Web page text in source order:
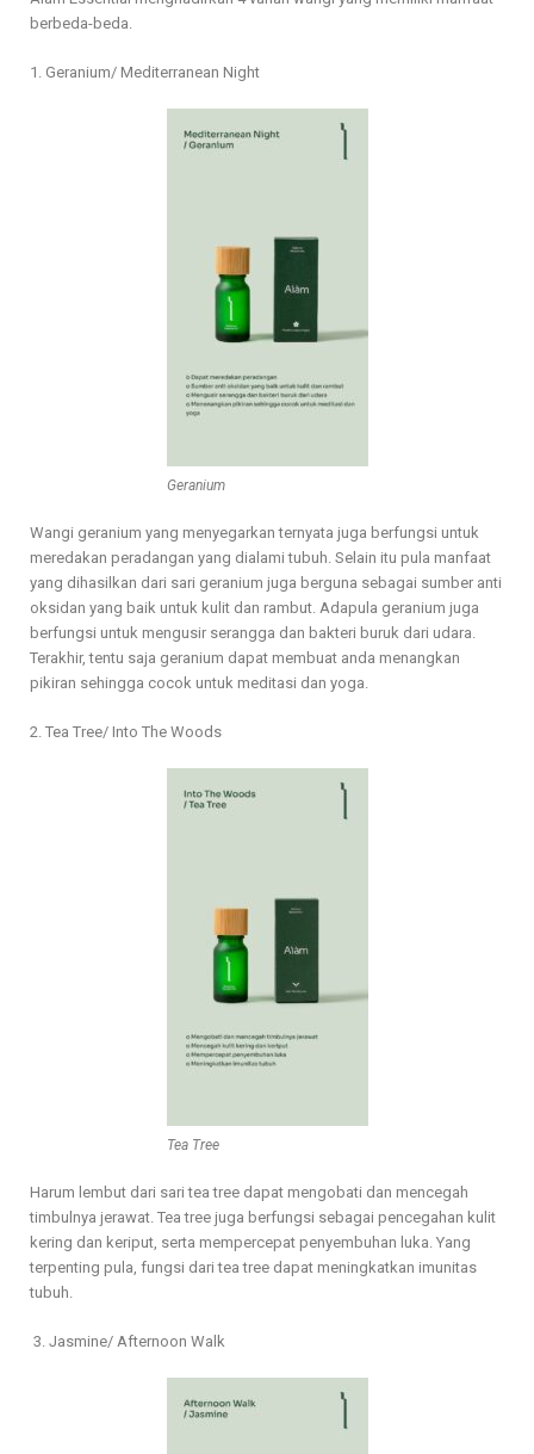
berbeda-beda.
1. Geranium/ Mediterranean Night
Geranium
Wangi geranium yang menyegarkan ternyata juga berfungsi untuk
meredakan peradangan yang dialami tubuh. Selain itu pula manfaat
yang dihasilkan dari sari geranium juga berguna sebagai sumber anti
oksidan yang baik untuk kulit dan rambut. Adapula geranium juga
berfungsi untuk mengusir serangga dan bakteri buruk dari udara.
Terakhir, tentu saja geranium dapat membuat anda menangkan
pikiran sehingga cocok untuk meditasi dan yoga.
2. Tea Tree/ Into The Woods
Tea Tree
Harum lembut dari sari tea tree dapat mengobati dan mencegah
timbulnya jerawat. Tea tree juga berfungsi sebagai pencegahan kulit
kering dan keriput, serta mempercepat penyembuhan luka. Yang
terpenting pula, fungsi dari tea tree dapat meningkatkan imunitas
tubuh.
3. Jasmine/ Afternoon Walk